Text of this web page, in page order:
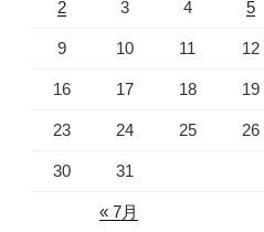
2 3 4 5
9 10 11 12
16 17 18 19
23 24 25 26
30 31
« 7月